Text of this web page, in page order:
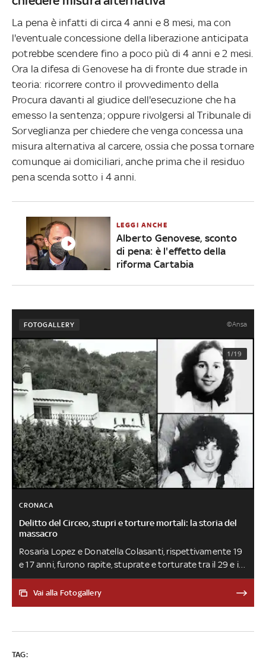
La pena è infatti di circa 4 anni e 8 mesi, ma con
l'eventuale concessione della liberazione anticipata
potrebbe scendere fino a poco più di 4 anni e 2 mesi.
Ora la difesa di Genovese ha di fronte due strade in
teoria: ricorrere contro il provvedimento della
Procura davanti al giudice dell'esecuzione che ha
emesso la sentenza; oppure rivolgersi al Tribunale di
Sorveglianza per chiedere che venga concessa una
misura alternativa al carcere, ossia che possa tornare
comunque ai domiciliari, anche prima che il residuo
pena scenda sotto i 4 anni.
LEGGI ANCHE
Alberto Genovese, sconto
di pena: è l'effetto della
riforma Cartabia
FOTOGALLERY ©Ansa
1/19
CRONACA
Delitto del Circeo, stupri e torture mortali: la storia del
massacro
Rosaria Lopez e Donatella Colasanti, rispettivamente 19
e 17 anni, furono rapite, stuprate e torturate tra il 29 e il
30 settembre del 1975. Lopez fu uccisa, mentre
Colasanti riuscì a salvarsi fingendosi morta. Le due
cena. I tre responsabili del crimine provenivano da
ambienti neofascisti e missini, con precedenti per rapina
Vai alla Fotogallery
TAG: